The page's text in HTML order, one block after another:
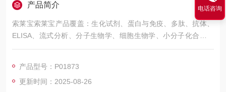
产品简介
索莱宝索莱宝产品覆盖：生化试剂、蛋白与免疫、多肽、抗体、
ELISA、流式分析、分子生物学、细胞生物学、小分子化合物、
生化试剂盒、染色试剂、分析标准品、微生物培养、层析介质、
ACE-2
产品型号：P01873
更新时间：2025-08-26
电话咨询